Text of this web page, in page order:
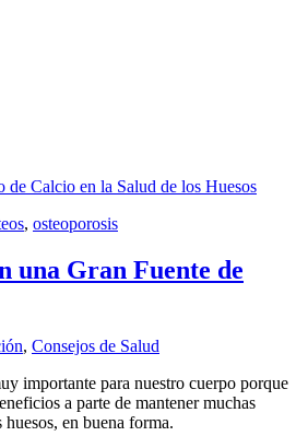
de Calcio en la Salud de los Huesos
, osteoporosis
una Gran Fuente de
, Consejos de Salud
importante para nuestro cuerpo porque
a parte de mantener muchas
en buena forma.